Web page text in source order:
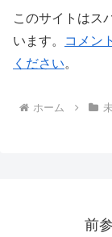
このサイトはス
います。
コメン
ください。
ホーム
前